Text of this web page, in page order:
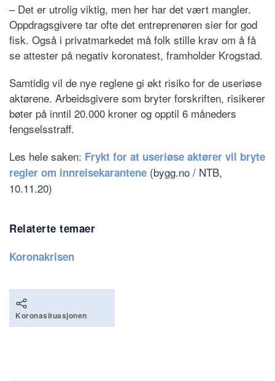
– Det er utrolig viktig, men her har det vært mangler.
Oppdragsgivere tar ofte det entreprenøren sier for god
fisk. Også i privatmarkedet må folk stille krav om å få
se attester på negativ koronatest, framholder Krogstad.
Samtidig vil de nye reglene gi økt risiko for de useriøse
aktørene. Arbeidsgivere som bryter forskriften, risikerer
bøter på inntil 20.000 kroner og opptil 6 måneders
fengselsstraff.
Les hele saken: Frykt for at useriøse aktører vil bryte
regler om innreisekarantene (bygg.no / NTB,
10.11.20)
Relaterte temaer
Koronakrisen
Koronasituasjonen